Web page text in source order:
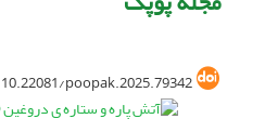
10.22081/poopak.2025.79342